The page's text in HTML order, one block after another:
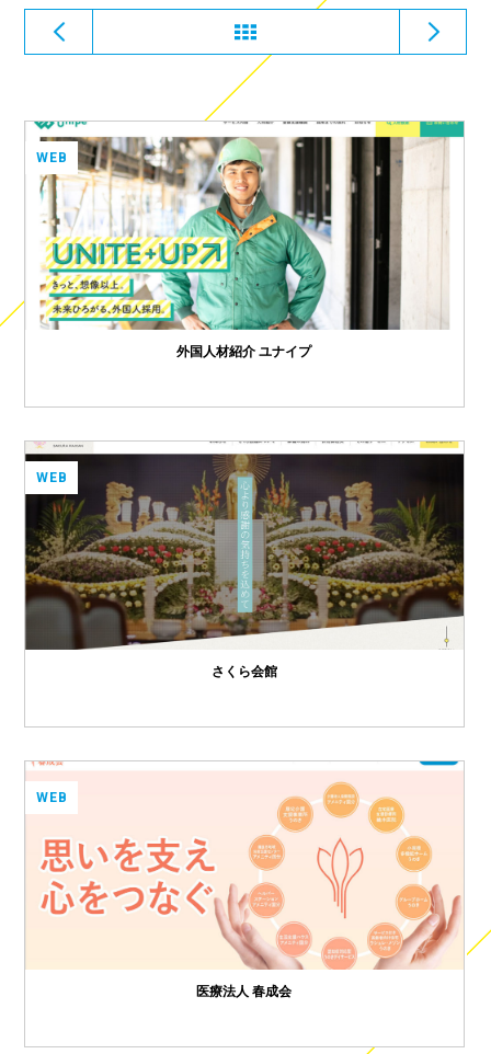
外国人材紹介 ユナイプ
WEB
さくら会館
WEB
医療法人 春成会
WEB